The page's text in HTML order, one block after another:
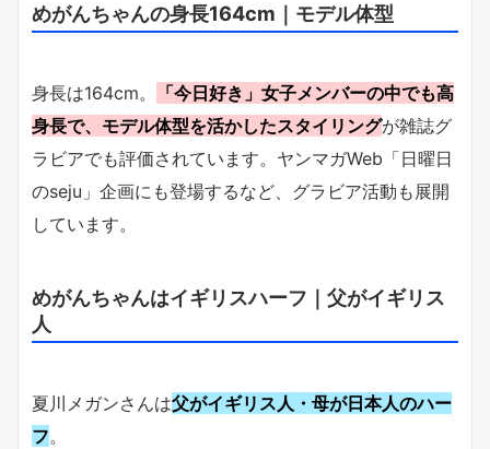
めがんちゃんの身長164cm｜モデル体型
身長は164cm。
「今日好き」女子メンバーの中でも高
身長で、モデル体型を活かしたスタイリングが雑誌グ
ラビアでも評価されています。ヤンマガWeb「日曜日
のseju」企画にも登場するなど、グラビア活動も展開
しています。
めがんちゃんはイギリスハーフ｜父がイギリス
人
夏川メガンさんは父がイギリス人・母が日本人のハー
フ。